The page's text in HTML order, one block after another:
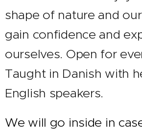
shape of nature and
gain confidence and
ourselves. Open for
Taught in Danish with
English speakers.
We will go inside in